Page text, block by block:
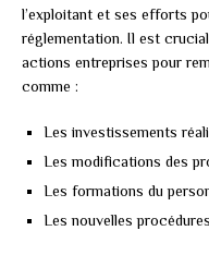
l’exploitant et ses efforts
réglementation. Il est
actions entreprises pour
comme :
Les investissements
Les modifications des
Les formations du
Les nouvelles